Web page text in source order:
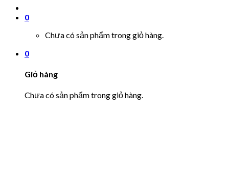
0
Chưa có sản phẩm trong giỏ hàng.
0
Giỏ hàng
Chưa có sản phẩm trong giỏ hàng.